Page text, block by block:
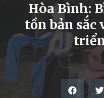
Hòa Bình:
tồn bản sắc